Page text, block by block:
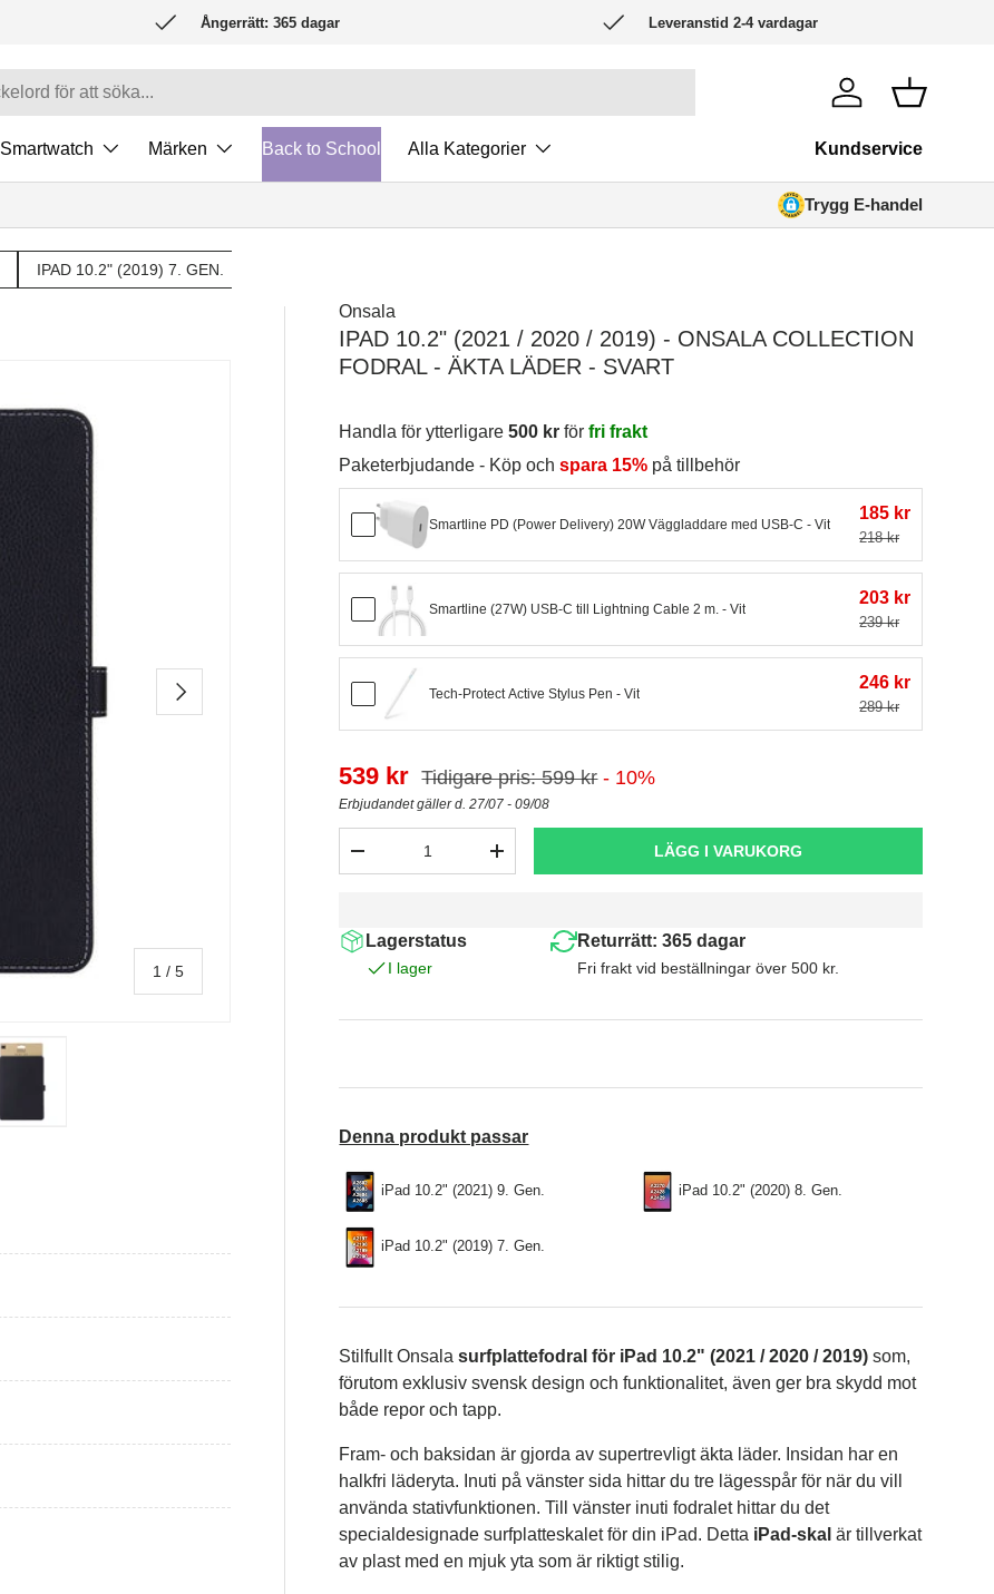
Ångerrätt: 365 dagar Leveranstid 2-4 vardagar
Logga inKorg
Smartwatch Märken Back to School Alla Kategorier Kundservice
Trygg E-handel
IPAD 10.2" (2019) 7. GEN.
1 /av
5
NÄSTA
Onsala
IPAD 10.2" (2021 / 2020 / 2019) - ONSALA COLLECTION
FODRAL - ÄKTA LÄDER - SVART
Handla för ytterligare500 kr förfri frakt
Paketerbjudande - Köp ochspara 15% på tillbehör
Smartline PD (Power Delivery) 20W Väggladdare med USB-C - Vit
185 kr
218 kr
Smartline (27W) USB-C till Lightning Cable 2 m. - Vit
203 kr
239 kr
Tech-Protect Active Stylus Pen - Vit
246 kr
289 kr
539 kr Tidigare pris: 599 kr - 10%
Erbjudandet gäller d. 27/07 - 09/08
+ LÄGG I VARUKORG
Lagerstatus
I lager
Returrätt: 365 dagar
Fri frakt vid beställningar över 500 kr.
Denna produkt passar
iPad 10.2" (2021) 9. Gen. iPad 10.2" (2020) 8. Gen.
iPad 10.2" (2019) 7. Gen.
Stilfullt Onsalasurfplattefodral för iPad 10.2" (2021 / 2020 / 2019) som,
förutom exklusiv svensk design och funktionalitet, även ger bra skydd mot
både repor och tapp.
Fram- och baksidan är gjorda av supertrevligt äkta läder. Insidan har en
halkfri läderyta. Inuti på vänster sida hittar du tre lägesspår för när du vill
använda stativfunktionen. Till vänster inuti fodralet hittar du det
specialdesignade surfplatteskalet för din iPad. Detta iPad-skal är tillverkat
av plast med en mjuk yta som är riktigt stilig.